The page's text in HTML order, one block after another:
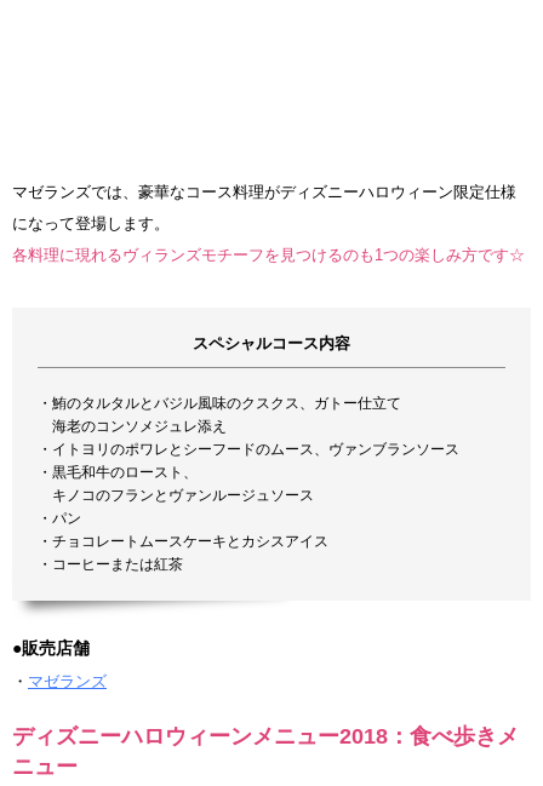
マゼランズでは、豪華なコース料理がディズニーハロウィーン限定仕様
になって登場します。
各料理に現れるヴィランズモチーフを見つけるのも1つの楽しみ方です☆
スペシャルコース内容
・鮪のタルタルとバジル風味のクスクス、ガトー仕立て
海老のコンソメジュレ添え
・イトヨリのポワレとシーフードのムース、ヴァンブランソース
・黒毛和牛のロースト、
キノコのフランとヴァンルージュソース
・パン
・チョコレートムースケーキとカシスアイス
・コーヒーまたは紅茶
●販売店舗
・ マゼランズ
ディズニーハロウィーンメニュー2018：食べ歩きメ
ニュー